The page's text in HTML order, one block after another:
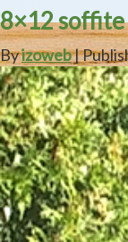
8×12 soffite
Byizoweb|